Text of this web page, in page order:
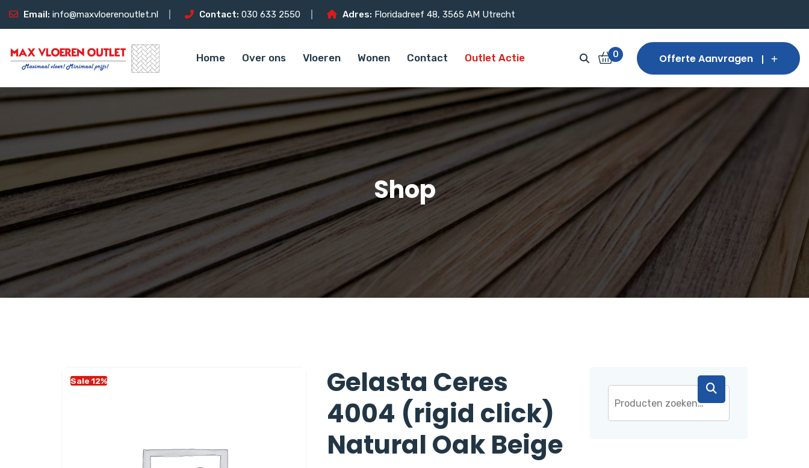
Email: info@maxvloerenoutlet.nl Contact: 030 633 2550 Adres: Floridadreef 48, 3565 AM Utrecht
Home Over ons Vloeren Wonen Contact Outlet Actie 0 Offerte Aanvragen
Shop
Sale 12%
Gelasta Ceres
4004 (rigid click)
Natural Oak Beige